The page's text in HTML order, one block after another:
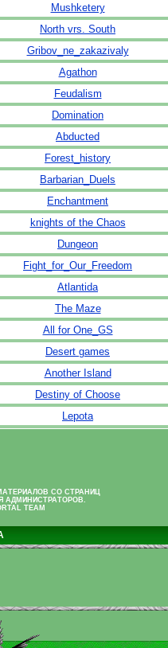
Mushketery
North vrs. South
Gribov_ne_zakazivaly
Agathon
Feudalism
Domination
Abducted
Forest_history
Barbarian_Duels
Enchantment
knights of the Chaos
Dungeon
Fight_for_Our_Freedom
Atlantida
The Maze
All for One_GS
Desert games
Another Island
Destiny of Choose
Lepota
СО СТРАНИЦ
АДМИНИСТРАТОРОВ.
TEAM